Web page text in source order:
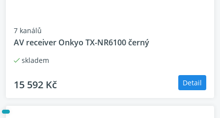
7 kanálů
AV receiver Onkyo TX-NR6100 černý
skladem
15 592 Kč Detail